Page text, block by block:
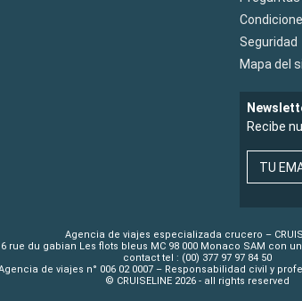
Seguridad
Mapa del
Recibe
TU
Agencia de viajes especializada crucero –
rue du gabian Les flots bleus MC 98 000 Monaco SAM con
contact tel : (00) 377 97 97 84 50
de viajes n° 006 02 0007 – Responsabilidad civil y
© CRUISELINE 2026 - all rights reserved